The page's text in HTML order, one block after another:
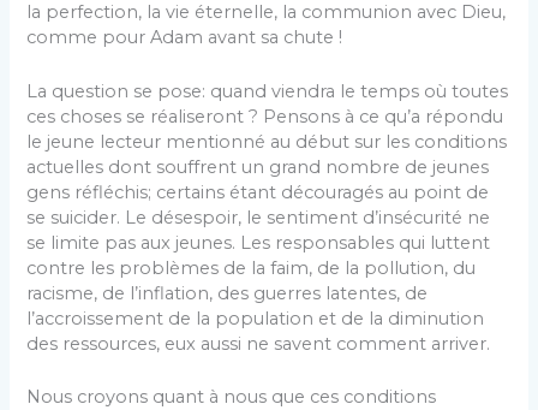
la perfection, la vie éternelle, la communion avec Dieu,
comme pour Adam avant sa chute !
La question se pose: quand viendra le temps où toutes
ces choses se réaliseront ? Pensons à ce qu’a répondu
le jeune lecteur mentionné au début sur les conditions
actuelles dont souffrent un grand nombre de jeunes
gens réfléchis; certains étant découragés au point de
se suicider. Le désespoir, le sentiment d’insécurité ne
se limite pas aux jeunes. Les responsables qui luttent
contre les problèmes de la faim, de la pollution, du
racisme, de l’inflation, des guerres latentes, de
l’accroissement de la population et de la diminution
des ressources, eux aussi ne savent comment arriver.
Nous croyons quant à nous que ces conditions